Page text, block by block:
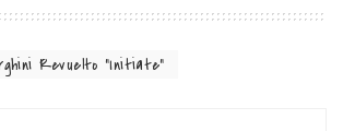
Revuelto “Initiate”